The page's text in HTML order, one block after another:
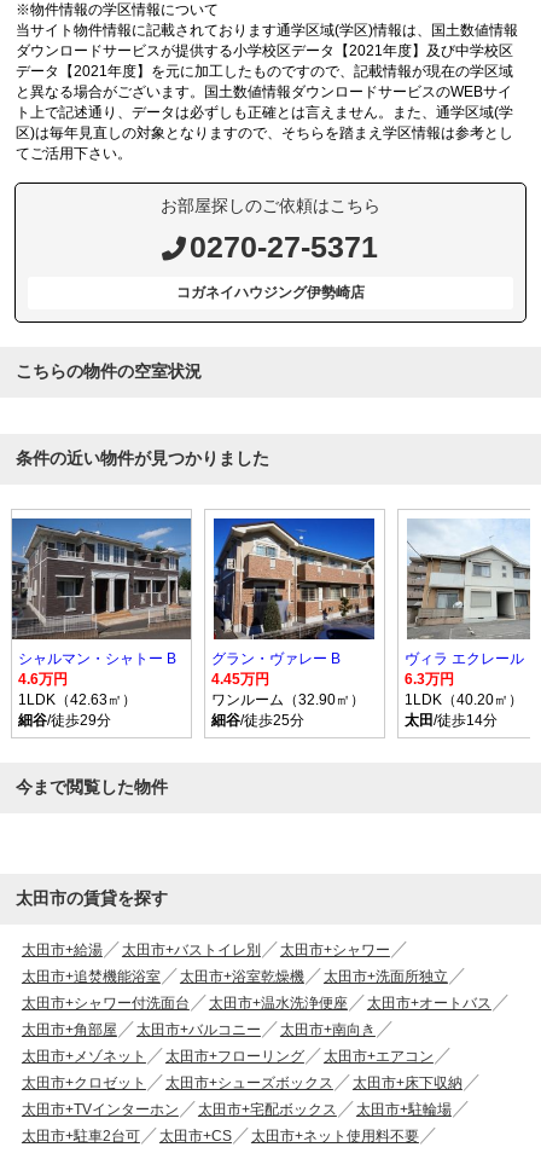
※物件情報の学区情報について
当サイト物件情報に記載されております通学区域(学区)情報は、国土数値情報
ダウンロードサービスが提供する小学校区データ【2021年度】及び中学校区
データ【2021年度】を元に加工したものですので、記載情報が現在の学区域
と異なる場合がございます。国土数値情報ダウンロードサービスのWEBサイ
ト上で記述通り、データは必ずしも正確とは言えません。また、通学区域(学
区)は毎年見直しの対象となりますので、そちらを踏まえ学区情報は参考とし
てご活用下さい。
お部屋探しのご依頼はこちら
0270-27-5371
コガネイハウジング伊勢崎店
こちらの物件の空室状況
条件の近い物件が見つかりました
シャルマン・シャトー B
4.6万円
1LDK（42.63㎡）
細谷/徒歩29分
グラン・ヴァレー B
4.45万円
ワンルーム（32.90㎡）
細谷/徒歩25分
ヴィラ エクレール
6.3万円
1LDK（40.20㎡）
太田/徒歩14分
今まで閲覧した物件
太田市の賃貸を探す
太田市+給湯 太田市+バストイレ別
太田市+シャワー
太田市+追焚機能浴室
太田市+浴室乾燥機
太田市+洗面所独立
太田市+シャワー付洗面台
太田市+温水洗浄便座
太田市+オートバス
太田市+角部屋
太田市+バルコニー
太田市+南向き
太田市+メゾネット
太田市+フローリング
太田市+エアコン
太田市+クロゼット
太田市+シューズボックス
太田市+床下収納
太田市+TVインターホン
太田市+宅配ボックス
太田市+駐輪場
太田市+駐車2台可
太田市+CS
太田市+ネット使用料不要